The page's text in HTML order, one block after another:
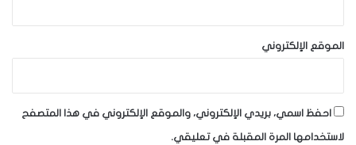
الموقع الإلكتروني
احفظ اسمي، بريدي الإلكتروني، والموقع الإلكتروني في هذا المتصفح
لاستخدامها المرة المقبلة في تعليقي.